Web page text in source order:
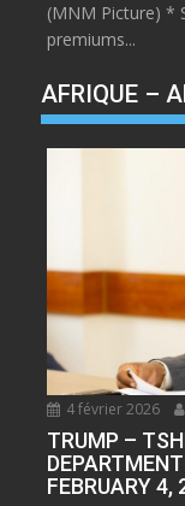
(MNM Picture) *
premiums...
AFRIQUE –
4 février 2026
TRUMP –
FEBRUARY 4,